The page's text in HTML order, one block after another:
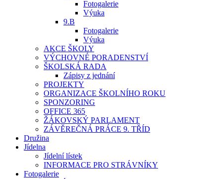
Fotogalerie
Výuka
9.B
Fotogalerie
Výuka
AKCE ŠKOLY
VÝCHOVNÉ PORADENSTVÍ
ŠKOLSKÁ RADA
Zápisy z jednání
PROJEKTY
ORGANIZACE ŠKOLNÍHO ROKU
SPONZORING
OFFICE 365
ŽÁKOVSKÝ PARLAMENT
ZÁVĚREČNÁ PRÁCE 9. TŘÍD
Družina
Jídelna
Jídelní lístek
INFORMACE PRO STRÁVNÍKY
Fotogalerie